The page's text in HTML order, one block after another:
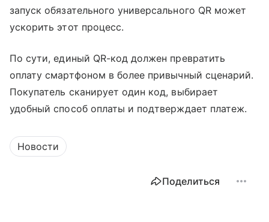
запуск обязательного универсального QR может
ускорить этот процесс.
По сути, единый QR-код должен превратить
оплату смартфоном в более привычный сценарий.
Покупатель сканирует один код, выбирает
удобный способ оплаты и подтверждает платеж.
Новости
Поделиться